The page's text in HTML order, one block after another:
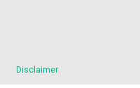
Disclaimer